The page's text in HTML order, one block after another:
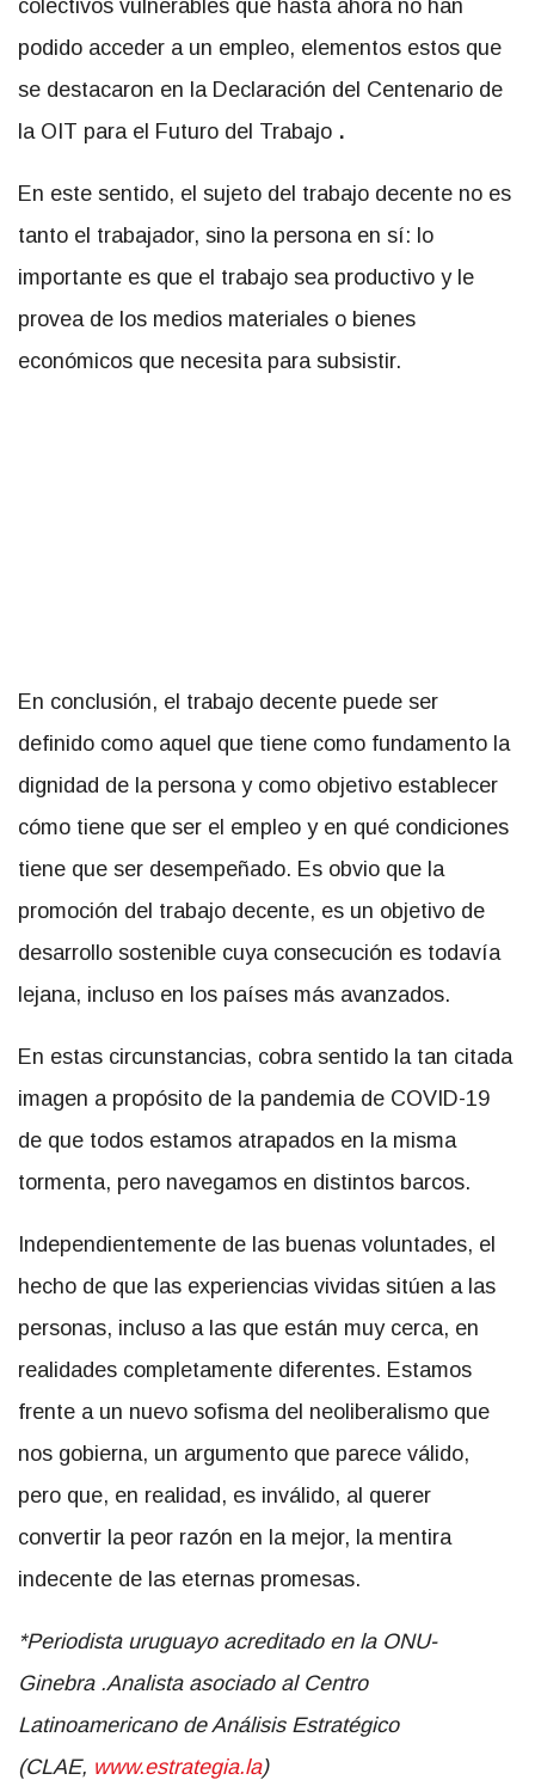
colectivos vulnerables que hasta ahora no han
podido acceder a un empleo, elementos estos que
se destacaron en la Declaración del Centenario de
la OIT para el Futuro del Trabajo .
En este sentido, el sujeto del trabajo decente no es
tanto el trabajador, sino la persona en sí: lo
importante es que el trabajo sea productivo y le
provea de los medios materiales o bienes
económicos que necesita para subsistir.
En conclusión, el trabajo decente puede ser
definido como aquel que tiene como fundamento la
dignidad de la persona y como objetivo establecer
cómo tiene que ser el empleo y en qué condiciones
tiene que ser desempeñado. Es obvio que la
promoción del trabajo decente, es un objetivo de
desarrollo sostenible cuya consecución es todavía
lejana, incluso en los países más avanzados.
En estas circunstancias, cobra sentido la tan citada
imagen a propósito de la pandemia de COVID-19
de que todos estamos atrapados en la misma
tormenta, pero navegamos en distintos barcos.
Independientemente de las buenas voluntades, el
hecho de que las experiencias vividas sitúen a las
personas, incluso a las que están muy cerca, en
realidades completamente diferentes. Estamos
frente a un nuevo sofisma del neoliberalismo que
nos gobierna, un argumento que parece válido,
pero que, en realidad, es inválido, al querer
convertir la peor razón en la mejor, la mentira
indecente de las eternas promesas.
*Periodista uruguayo acreditado en la ONU-
Ginebra .Analista asociado al Centro
Latinoamericano de Análisis Estratégico
(CLAE, www.estrategia.la)